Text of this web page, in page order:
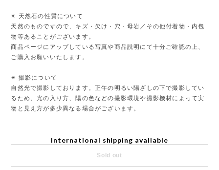
✴︎ 天然石の性質について
天然のものですので、キズ・欠け・穴・母岩／その他付着物・内包
物等あることがございます。
商品ページにアップしている写真や商品説明にて十分ご確認の上、
ご購入お願いいたします。
✴︎ 撮影について
自然光で撮影しております。正午の明るい陽ざしの下で撮影してい
るため、光の入り方、陽の色などの撮影環境や撮影機材によって実
物と見え方が多少異なる場合がございます。
International shipping available
Sold out